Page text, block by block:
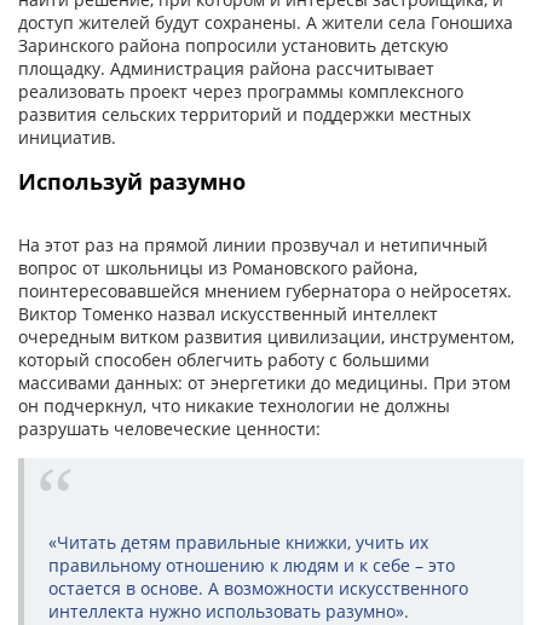
доступ жителей будут сохранены. А жители села Гоношиха
Заринского района попросили установить детскую
площадку. Администрация района рассчитывает
реализовать проект через программы комплексного
развития сельских территорий и поддержки местных
инициатив.
Используй разумно
На этот раз на прямой линии прозвучал и нетипичный
вопрос от школьницы из Романовского района,
поинтересовавшейся мнением губернатора о нейросетях.
Виктор Томенко назвал искусственный интеллект
очередным витком развития цивилизации, инструментом,
который способен облегчить работу с большими
массивами данных: от энергетики до медицины. При этом
он подчеркнул, что никакие технологии не должны
разрушать человеческие ценности:
«Читать детям правильные книжки, учить их
правильному отношению к людям и к себе – это
остается в основе. А возможности искусственного
интеллекта нужно использовать разумно».